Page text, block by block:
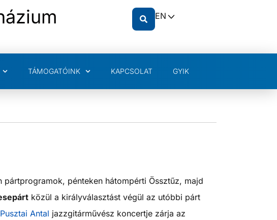
EN
TÁMOGATÓINK KAPCSOLAT GYIK
pénteken hátompérti Össztűz, majd
közül a királyválasztást végül az utóbbi párt
Pusztai Antal jazzgitárművész koncertje zárja az